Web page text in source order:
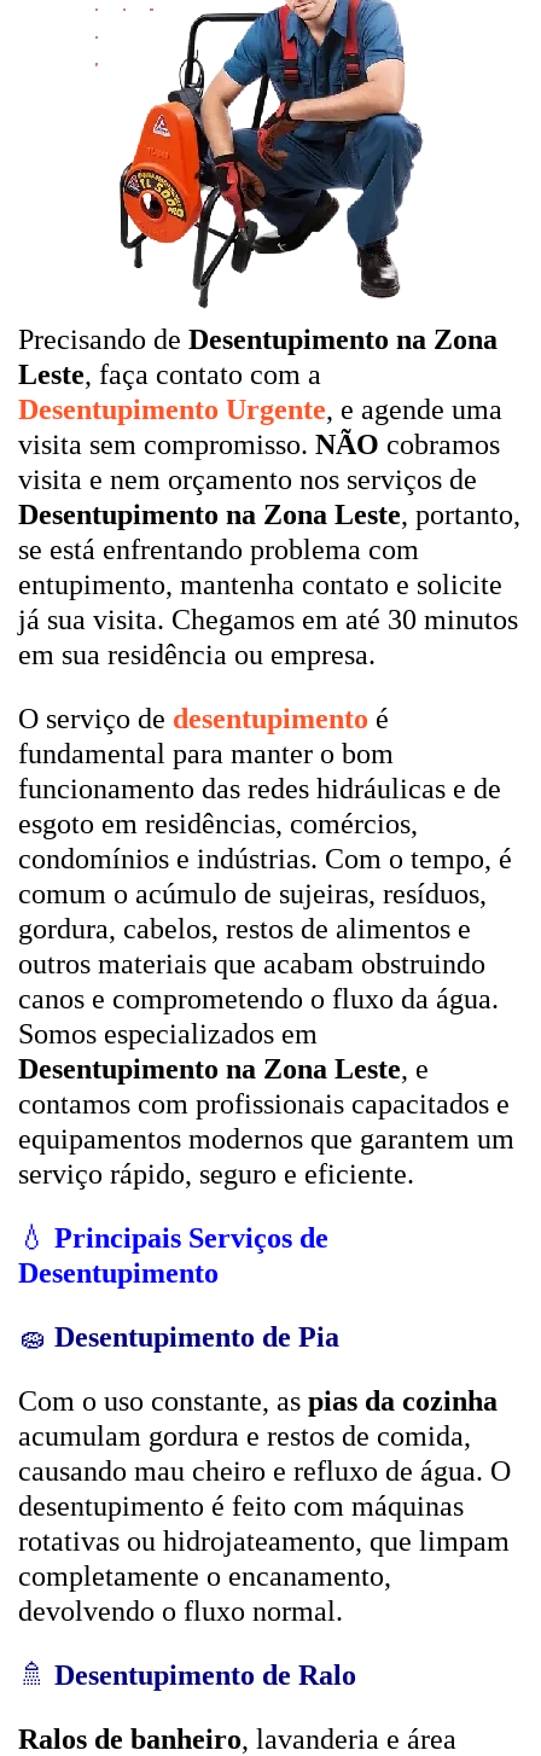
Precisando de Desentupimento na Zona
Leste, faça contato com a
Desentupimento Urgente, e agende uma
visita sem compromisso. NÃO cobramos
visita e nem orçamento nos serviços de
Desentupimento na Zona Leste, portanto,
se está enfrentando problema com
entupimento, mantenha contato e solicite
já sua visita. Chegamos em até 30 minutos
em sua residência ou empresa.
O serviço de desentupimento é
fundamental para manter o bom
funcionamento das redes hidráulicas e de
esgoto em residências, comércios,
condomínios e indústrias. Com o tempo, é
comum o acúmulo de sujeiras, resíduos,
gordura, cabelos, restos de alimentos e
outros materiais que acabam obstruindo
canos e comprometendo o fluxo da água.
Somos especializados em
Desentupimento na Zona Leste, e
contamos com profissionais capacitados e
equipamentos modernos que garantem um
serviço rápido, seguro e eficiente.
💧 Principais Serviços de
Desentupimento
🧽 Desentupimento de Pia
Com o uso constante, as pias da cozinha
acumulam gordura e restos de comida,
causando mau cheiro e refluxo de água. O
desentupimento é feito com máquinas
rotativas ou hidrojateamento, que limpam
completamente o encanamento,
devolvendo o fluxo normal.
🚿 Desentupimento de Ralo
Ralos de banheiro, lavanderia e área